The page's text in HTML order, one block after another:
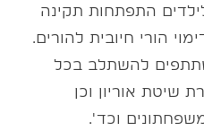
התפתחות תקינה
הורי חיובית להורים.
להשתלב בכל
שיטת אוריון וכן
וכד'.